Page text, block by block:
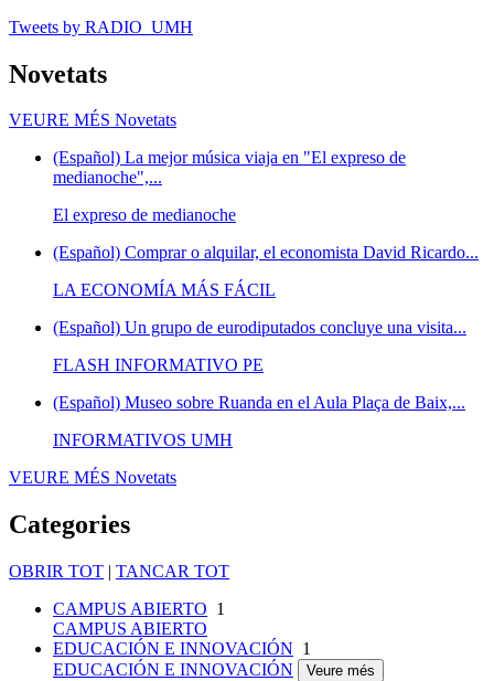
Tweets by RADIO_UMH
Novetats
VEURE MÉS Novetats
(Español) La mejor música viaja en "El expreso de
medianoche",...
El expreso de medianoche
(Español) Comprar o alquilar, el economista David Ricardo...
LA ECONOMÍA MÁS FÁCIL
(Español) Un grupo de eurodiputados concluye una visita...
FLASH INFORMATIVO PE
(Español) Museo sobre Ruanda en el Aula Plaça de Baix,...
INFORMATIVOS UMH
VEURE MÉS Novetats
Categories
OBRIR TOT | TANCAR TOT
CAMPUS ABIERTO 1
CAMPUS ABIERTO
EDUCACIÓN E INNOVACIÓN 1
EDUCACIÓN E INNOVACIÓN
Veure més